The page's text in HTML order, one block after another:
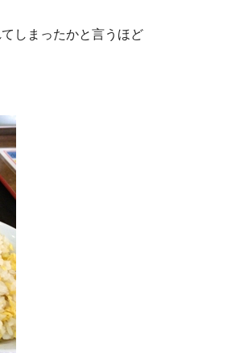
しまったかと言うほど